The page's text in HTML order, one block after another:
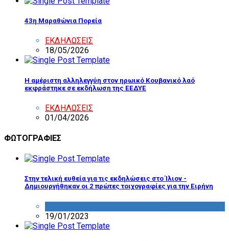
43η Μαραθώνια Πορεία
ΕΚΔΗΛΩΣΕΙΣ
18/05/2026
Η αμέριστη αλληλεγγύη στον ηρωικό Κουβανικό λαό
εκφράστηκε σε εκδήλωση της ΕΕΔΥΕ
ΕΚΔΗΛΩΣΕΙΣ
01/04/2026
ΦΩΤΟΓΡΑΦΙΕΣ
Στην τελική ευθεία για τις εκδηλώσεις στο Ίλιον -
Δημιουργήθηκαν οι 2 πρώτες τοιχογραφίες για την Ειρήνη
19/01/2023